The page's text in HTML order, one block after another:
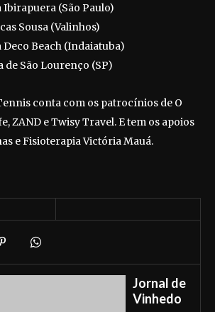
(São Paulo)
Sousa (Valinhos)
Deco Beach (Indaiatuba)
de São Lourenço (SP)
conta com os patrocínios de O
ZAND e Twisy Travel. E tem os apoios
e Fisioterapia Victória Mauá.
Jornal de
Vinhedo